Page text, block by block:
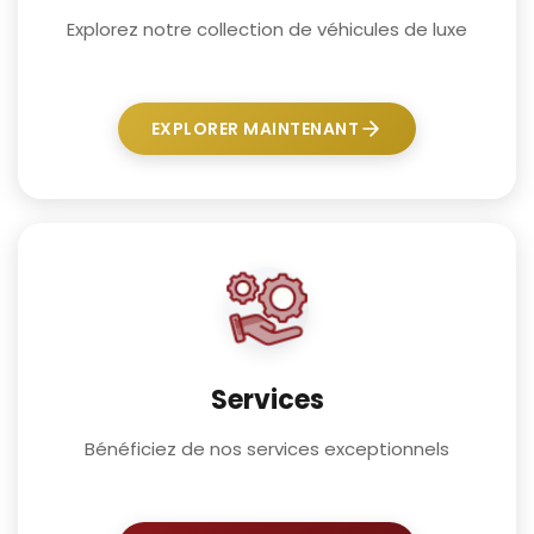
Explorez notre collection de véhicules de luxe
EXPLORER MAINTENANT
Services
Bénéficiez de nos services exceptionnels